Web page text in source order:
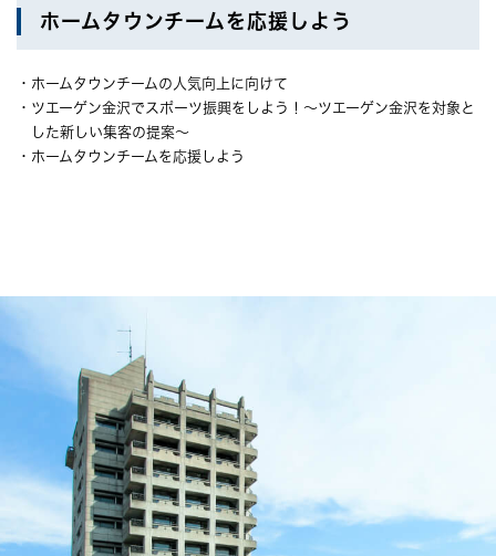
ホームタウンチームを応援しよう
・ホームタウンチームの人気向上に向けて
・ツエーゲン金沢でスポーツ振興をしよう！～ツエーゲン金沢を対象と
した新しい集客の提案～
・ホームタウンチームを応援しよう